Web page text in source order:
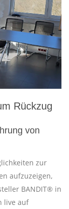
Rückzug
von
zur
aufzuzeigen,
BANDIT® in
live auf